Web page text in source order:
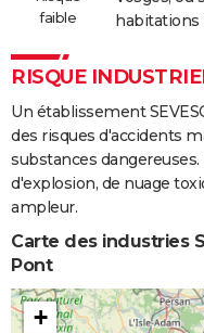
faible
habitations
RISQUE
Un établissement
des risques d'accidents
substances
d'explosion, de nuage
ampleur.
Carte des industries
Pont
+